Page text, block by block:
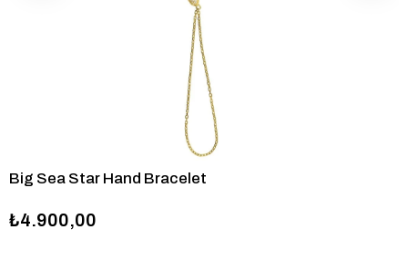
Big Sea Star Hand Bracelet
₺4.900,00